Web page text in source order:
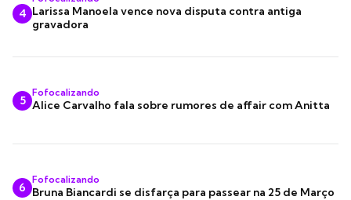
4 Larissa Manoela vence nova disputa contra antiga
gravadora
5
Fofocalizando
Alice Carvalho fala sobre rumores de affair com Anitta
6
Fofocalizando
Bruna Biancardi se disfarça para passear na 25 de Março